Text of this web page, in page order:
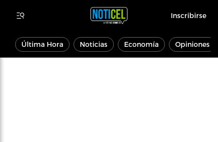
Inscribirse
Última Hora Noticias Economía Opiniones